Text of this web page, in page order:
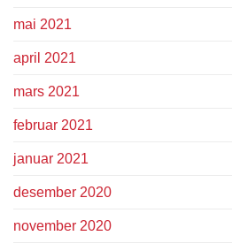
mai 2021
april 2021
mars 2021
februar 2021
januar 2021
desember 2020
november 2020